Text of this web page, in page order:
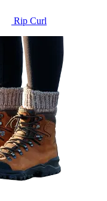
Rip Curl